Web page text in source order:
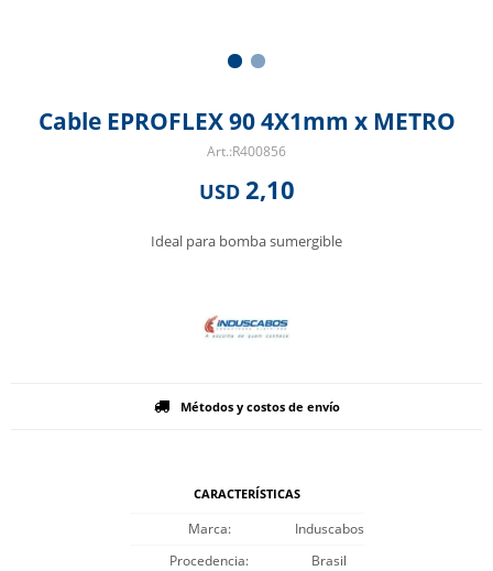
Cable EPROFLEX 90 4X1mm x METRO
R400856
USD 2,10
Ideal para bomba sumergible
Métodos y costos de envío
CARACTERÍSTICAS
Marca
Induscabos
Procedencia
Brasil